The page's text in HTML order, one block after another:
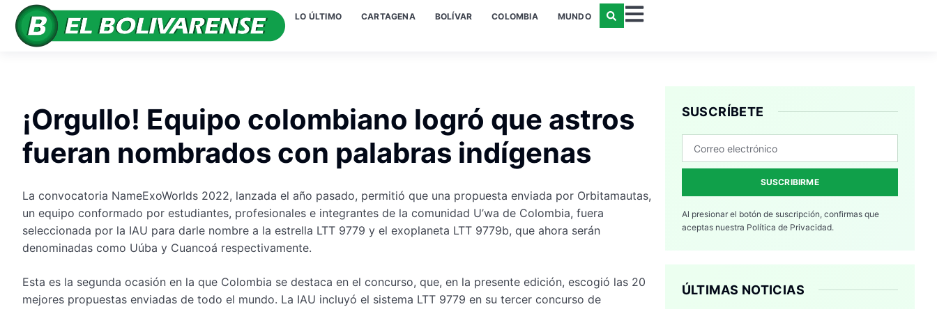
LO ÚLTIMO CARTAGENA BOLÍVAR COLOMBIA MUNDO
¡Orgullo! Equipo colombiano logró que astros
fueran nombrados con palabras indígenas
La convocatoria NameExoWorlds 2022, lanzada el año pasado, permitió que una propuesta enviada por Orbitamautas,
un equipo conformado por estudiantes, profesionales e integrantes de la comunidad U’wa de Colombia, fuera
seleccionada por la IAU para darle nombre a la estrella LTT 9779 y el exoplaneta LTT 9779b, que ahora serán
denominadas como Uúba y Cuancoá respectivamente.
Esta es la segunda ocasión en la que Colombia se destaca en el concurso, que, en la presente edición, escogió las 20
mejores propuestas enviadas de todo el mundo. La IAU incluyó el sistema LTT 9779 en su tercer concurso de
SUSCRÍBETE
SUSCRIBIRME
Al presionar el botón de suscripción, confirmas que
aceptas nuestra Política de Privacidad.
ÚLTIMAS NOTICIAS